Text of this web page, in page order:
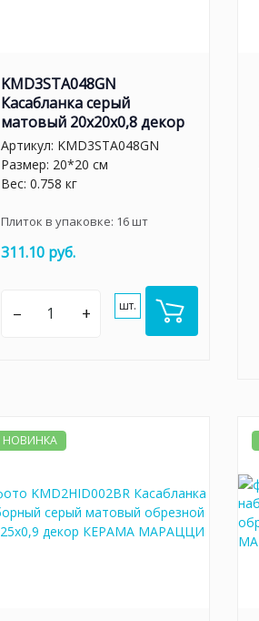
KMD3STA048GN
Касабланка серый
матовый 20x20x0,8 декор
Артикул: KMD3STA048GN
Размер: 20*20 см
Вес: 0.758 кг
Плиток в упаковке: 16шт
311.10 руб.
– + шт.
НОВИНКА